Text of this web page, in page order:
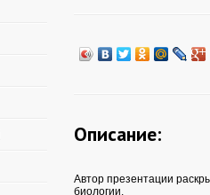
Описание:
Автор презентации
биологии.